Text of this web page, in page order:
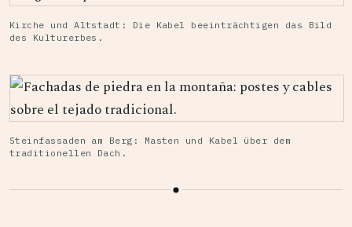
Kirche und Altstadt: Die Kabel beeinträchtigen das Bild
des Kulturerbes.
Steinfassaden am Berg: Masten und Kabel über dem
traditionellen Dach.